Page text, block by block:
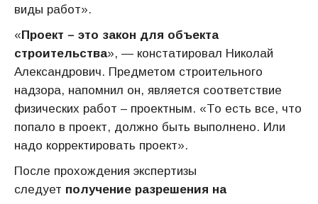
виды работ».
«Проект – это закон для объекта
строительства», — констатировал Николай
Александрович. Предметом строительного
надзора, напомнил он, является соответствие
физических работ – проектным. «То есть все, что
попало в проект, должно быть выполнено. Или
надо корректировать проект».
После прохождения экспертизы
следует получение разрешения на